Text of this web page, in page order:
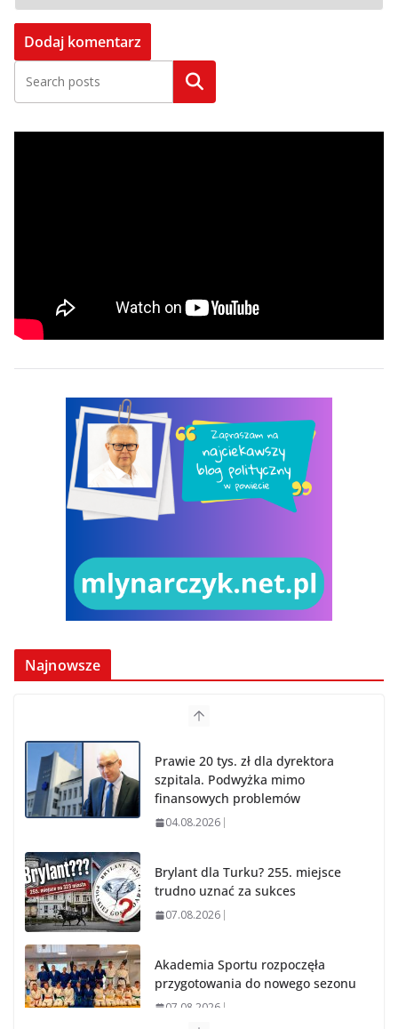
Szukaj
Najnowsze
Prawie 20 tys. zł dla dyrektora
szpitala. Podwyżka mimo
finansowych problemów
04.08.2026
Brylant dla Turku? 255. miejsce
trudno uznać za sukces
07.08.2026
Akademia Sportu rozpoczęła
przygotowania do nowego sezonu
07.08.2026